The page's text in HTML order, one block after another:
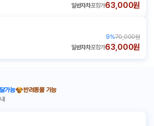
일반자차포함가63,000원
9%70,000원
일반자차포함가63,000원
가능
반려동물 가능